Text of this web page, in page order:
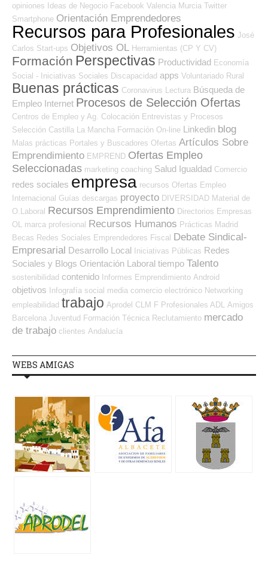
opiniones Ideas de Negocio Facebook Valencia Murcia Twitter
Smartphone Orientación Emprendedores
Recursos para Profesionales José
Carlos Start-ups Objetivos OL Herramientas (CP Y CV)
Formación Perspectivas Productividad Economía
Social - Iniciativas Sociales Discapacidad apps Voluntariado Rural
Buenas prácticas Coronavirus Lectura Búsqueda de
Empleo Internet Procesos de Selección Ofertas
Centros de Empleo y Ag. Colocación Entrevistas y Procesos
Selección Castilla La Mancha Formación On-line Linkedin blog
Malas prácticas Portales y Buscadores Ofertas Artículos Sobre
Emprendimiento EMPREND Ofertas Empleo
Seleccionadas marketing coaching Salud Igualdad Comercio
redes sociales empresa recursos Ofertas Empleo
Internacional Guías descargas proyecto DIVERSIDAD Material de
O.Laboral Recursos Emprendimiento Directorios Empresas
OL
marca profesional Recursos Humanos Prácticas Madrid
Becas Redes Sociales Emprendedores Fiscal Debate Sindical-
Empresarial Desarrollo Local Iniciativas Públicas Redes
Sociales y Blogs Orientación Laboral tiempo Talento
sostenibilidad contenido Informes Emprendimiento Android
objetivos Infografía social media comercio electrónico Networking
empleabilidad trabajo Aprodel CLM F Profesionales ADL
Amigos
Barcelona Juventud Formación Técnica Reclutamiento mercado
de trabajo clientes Andalucía
WEBS AMIGAS